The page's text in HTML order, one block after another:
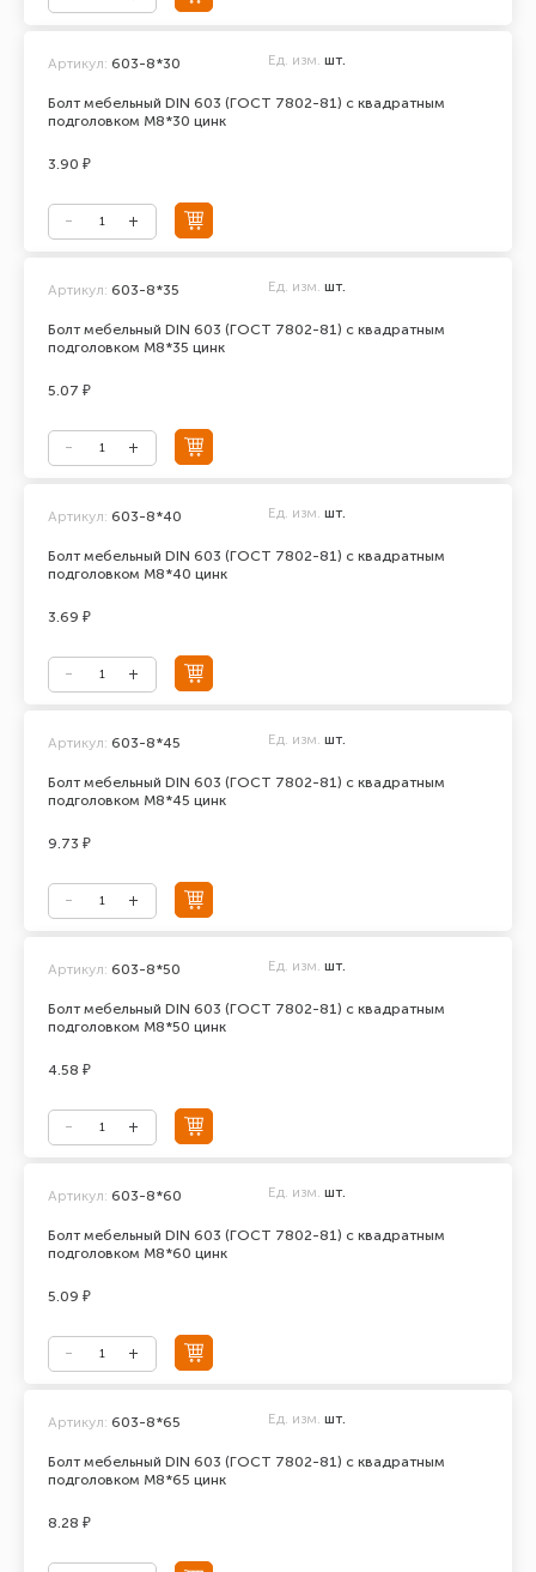
Болт мебельный DIN 603 (ГОСТ 7802-81) с квадратным
подголовком М8*30 цинк
Артикул: 603-8*30 Ед. изм. шт.
3.90 ₽
Болт мебельный DIN 603 (ГОСТ 7802-81) с квадратным
подголовком М8*35 цинк
Артикул: 603-8*35 Ед. изм. шт.
5.07 ₽
Болт мебельный DIN 603 (ГОСТ 7802-81) с квадратным
подголовком М8*40 цинк
Артикул: 603-8*40 Ед. изм. шт.
3.69 ₽
Болт мебельный DIN 603 (ГОСТ 7802-81) с квадратным
подголовком М8*45 цинк
Артикул: 603-8*45 Ед. изм. шт.
9.73 ₽
Болт мебельный DIN 603 (ГОСТ 7802-81) с квадратным
подголовком М8*50 цинк
Артикул: 603-8*50 Ед. изм. шт.
4.58 ₽
Болт мебельный DIN 603 (ГОСТ 7802-81) с квадратным
подголовком М8*60 цинк
Артикул: 603-8*60 Ед. изм. шт.
5.09 ₽
Болт мебельный DIN 603 (ГОСТ 7802-81) с квадратным
подголовком М8*65 цинк
Артикул: 603-8*65 Ед. изм. шт.
8.28 ₽